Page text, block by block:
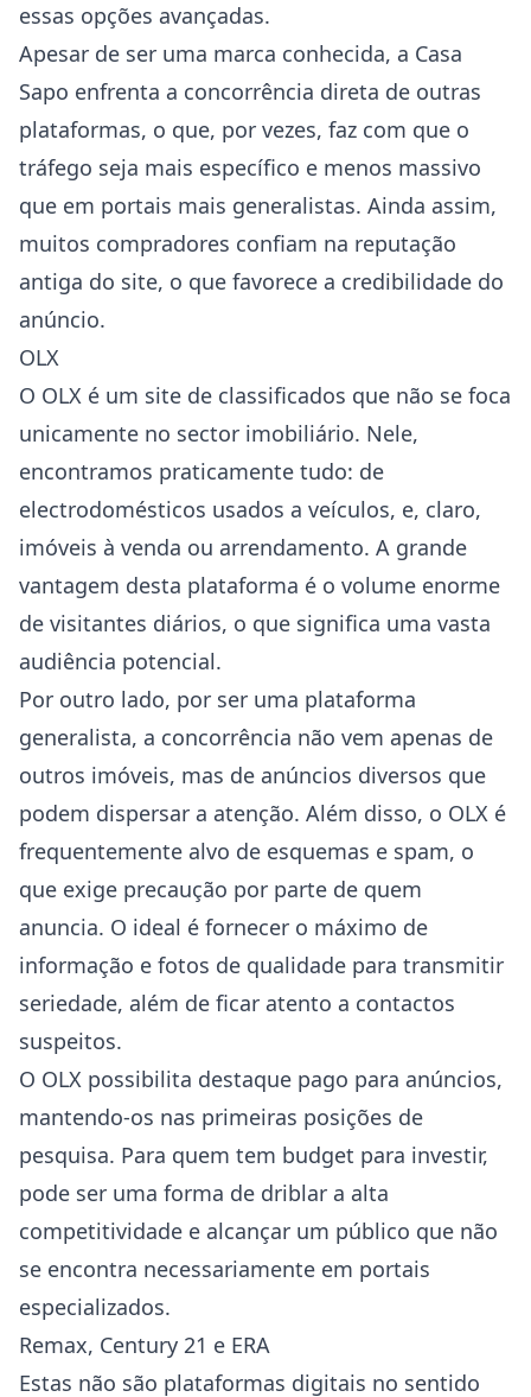
essas opções avançadas.
Apesar de ser uma marca conhecida, a Casa
Sapo enfrenta a concorrência direta de outras
plataformas, o que, por vezes, faz com que o
tráfego seja mais específico e menos massivo
que em portais mais generalistas. Ainda assim,
muitos compradores confiam na reputação
antiga do site, o que favorece a credibilidade do
anúncio.
OLX
O OLX é um site de classificados que não se foca
unicamente no sector imobiliário. Nele,
encontramos praticamente tudo: de
electrodomésticos usados a veículos, e, claro,
imóveis à venda ou arrendamento. A grande
vantagem desta plataforma é o volume enorme
de visitantes diários, o que significa uma vasta
audiência potencial.
Por outro lado, por ser uma plataforma
generalista, a concorrência não vem apenas de
outros imóveis, mas de anúncios diversos que
podem dispersar a atenção. Além disso, o OLX é
frequentemente alvo de esquemas e spam, o
que exige precaução por parte de quem
anuncia. O ideal é fornecer o máximo de
informação e fotos de qualidade para transmitir
seriedade, além de ficar atento a contactos
suspeitos.
O OLX possibilita destaque pago para anúncios,
mantendo-os nas primeiras posições de
pesquisa. Para quem tem budget para investir,
pode ser uma forma de driblar a alta
competitividade e alcançar um público que não
se encontra necessariamente em portais
especializados.
Remax, Century 21 e ERA
Estas não são plataformas digitais no sentido